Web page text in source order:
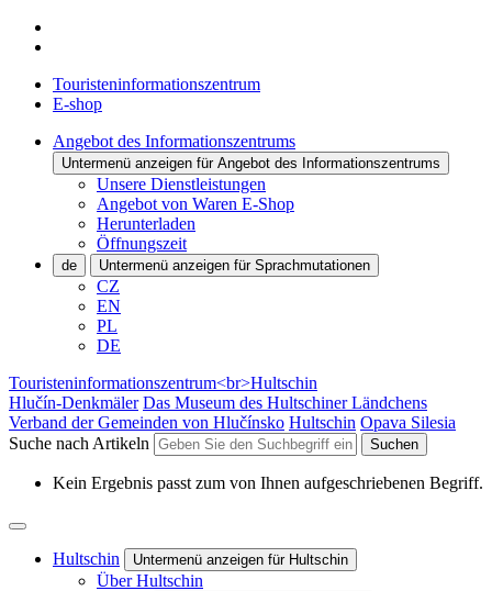
Touristeninformationszentrum
E-shop
Angebot des Informationszentrums
Untermenü anzeigen für Angebot des Informationszentrums
Unsere Dienstleistungen
Angebot von Waren E-Shop
Herunterladen
Öffnungszeit
de Untermenü anzeigen für Sprachmutationen
CZ
EN
PL
DE
Touristeninformationszentrum<br>Hultschin
Hlučín-Denkmäler Das Museum des Hultschiner Ländchens
Verband der Gemeinden von Hlučínsko Hultschin Opava Silesia
Suche nach Artikeln
Suchen
Kein Ergebnis passt zum von Ihnen aufgeschriebenen Begriff.
Hultschin Untermenü anzeigen für Hultschin
Über Hultschin